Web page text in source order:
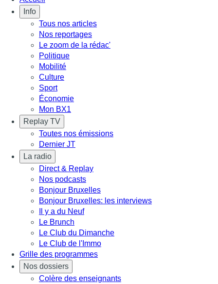
Info
Tous nos articles
Nos reportages
Le zoom de la rédac'
Politique
Mobilité
Culture
Sport
Économie
Mon BX1
Replay TV
Toutes nos émissions
Dernier JT
La radio
Direct & Replay
Nos podcasts
Bonjour Bruxelles
Bonjour Bruxelles: les interviews
Il y a du Neuf
Le Brunch
Le Club du Dimanche
Le Club de l'Immo
Grille des programmes
Nos dossiers
Colère des enseignants